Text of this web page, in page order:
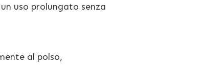
uso prolungato senza
al polso,